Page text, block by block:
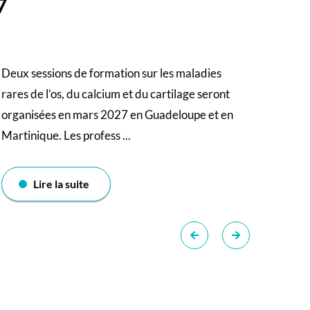
Deux sessions de formation sur les maladies
rares de l’os, du calcium et du cartilage seront
organisées en mars 2027 en Guadeloupe et en
Martinique. Les profess ...
Lire la suite